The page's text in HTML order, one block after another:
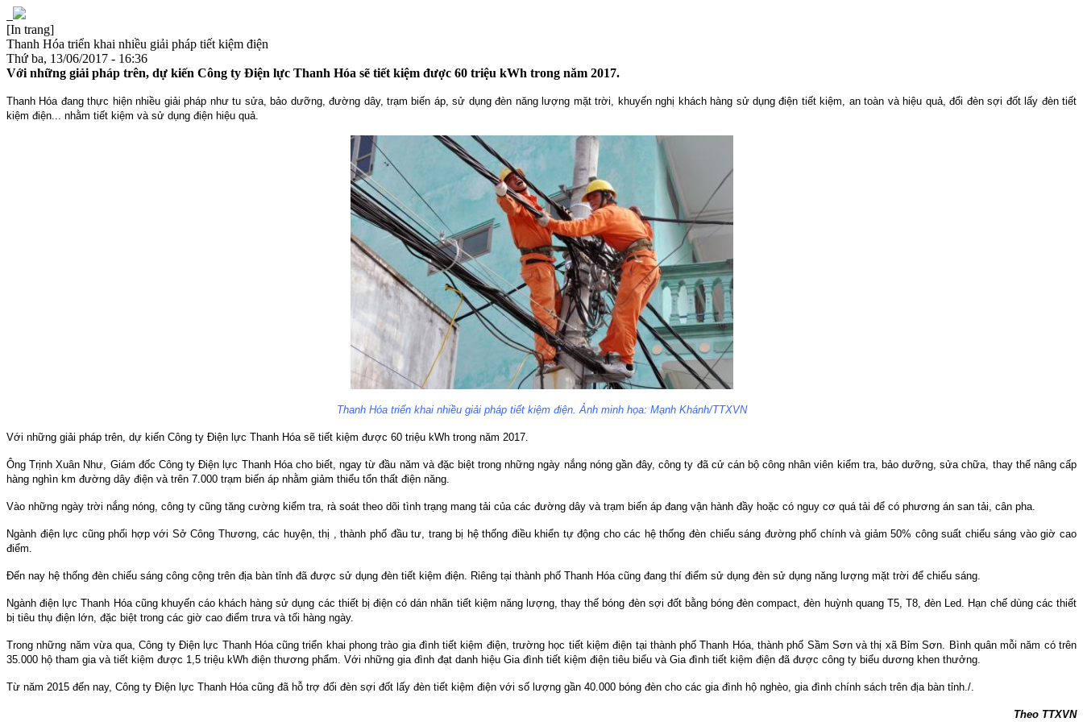
[In trang]
Thanh Hóa triển khai nhiều giải pháp tiết kiệm điện
Thứ ba, 13/06/2017 - 16:36
Với những giải pháp trên, dự kiến Công ty Điện lực Thanh Hóa sẽ tiết kiệm được 60 triệu kWh trong năm 2017.
Thanh Hóa đang thực hiện nhiều giải pháp như tu sửa, bảo dưỡng, đường dây, trạm biến áp, sử dụng đèn năng lượng mặt trời, khuyến nghị khách hàng sử dụng điện tiết kiệm, an toàn và hiệu quả, đổi đèn sợi đốt lấy đèn tiết
kiệm điện... nhằm tiết kiệm và sử dụng điện hiệu quả.
Thanh Hóa triển khai nhiều giải pháp tiết kiệm điện. Ảnh minh họa: Mạnh Khánh/TTXVN
Với những giải pháp trên, dự kiến Công ty Điện lực Thanh Hóa sẽ tiết kiệm được 60 triệu kWh trong năm 2017.
Ông Trịnh Xuân Như, Giám đốc Công ty Điện lực Thanh Hóa cho biết, ngay từ đầu năm và đặc biệt trong những ngày nắng nóng gần đây, công ty đã cử cán bộ công nhân viên kiểm tra, bảo dưỡng, sửa chữa, thay thế nâng cấp
hàng nghìn km đường dây điện và trên 7.000 trạm biến áp nhằm giảm thiểu tổn thất điện năng.
Vào những ngày trời nắng nóng, công ty cũng tăng cường kiểm tra, rà soát theo dõi tình trạng mang tải của các đường dây và trạm biến áp đang vận hành đầy hoặc có nguy cơ quá tải để có phương án san tải, cân pha.
Ngành điện lực cũng phối hợp với Sở Công Thương, các huyện, thị , thành phố đầu tư, trang bị hệ thống điều khiển tự động cho các hệ thống đèn chiếu sáng đường phố chính và giảm 50% công suất chiếu sáng vào giờ cao
điểm.
Đến nay hệ thống đèn chiếu sáng công cộng trên địa bàn tỉnh đã được sử dụng đèn tiết kiệm điện. Riêng tại thành phố Thanh Hóa cũng đang thí điểm sử dụng đèn sử dụng năng lượng mặt trời để chiếu sáng.
Ngành điện lực Thanh Hóa cũng khuyến cáo khách hàng sử dụng các thiết bị điện có dán nhãn tiết kiệm năng lượng, thay thế bóng đèn sợi đốt bằng bóng đèn compact, đèn huỳnh quang T5, T8, đèn Led. Hạn chế dùng các thiết
bị tiêu thụ điện lớn, đặc biệt trong các giờ cao điểm trưa và tối hàng ngày.
Trong những năm vừa qua, Công ty Điện lực Thanh Hóa cũng triển khai phong trào gia đình tiết kiệm điện, trường học tiết kiệm điện tại thành phố Thanh Hóa, thành phố Sầm Sơn và thị xã Bỉm Sơn. Bình quân mỗi năm có trên
35.000 hộ tham gia và tiết kiệm được 1,5 triệu kWh điện thương phẩm. Với những gia đình đạt danh hiệu Gia đình tiết kiệm điện tiêu biểu và Gia đình tiết kiệm điện đã được công ty biểu dương khen thưởng.
Từ năm 2015 đến nay, Công ty Điện lực Thanh Hóa cũng đã hỗ trợ đổi đèn sợi đốt lấy đèn tiết kiệm điện với số lượng gần 40.000 bóng đèn cho các gia đình hộ nghèo, gia đình chính sách trên địa bàn tỉnh./.
Theo TTXVN